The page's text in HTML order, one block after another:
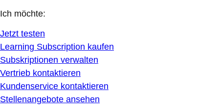
Ich möchte:
Jetzt testen
Learning Subscription kaufen
Subskriptionen verwalten
Vertrieb kontaktieren
Kundenservice kontaktieren
Stellenangebote ansehen